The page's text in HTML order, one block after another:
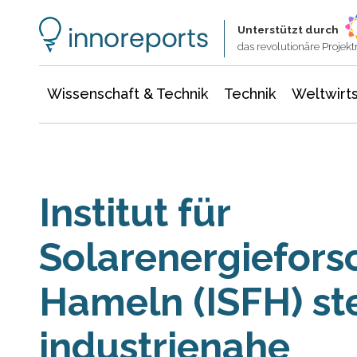
Unterstützt durch
das revolutionäre
Wissenschaft & Technik Technik
Institut für
Hameln (ISFH)
industrienahe